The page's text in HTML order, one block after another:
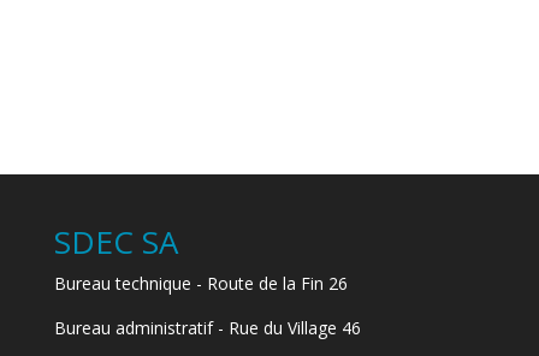
SDEC SA
Bureau technique - Route de la Fin 26
Bureau administratif - Rue du Village 46